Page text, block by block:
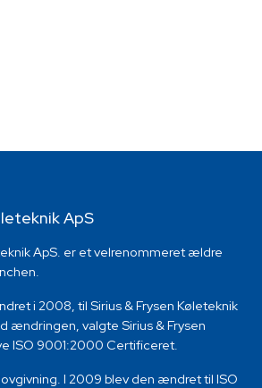
ApS
ApS. er et velrenommeret ældre
i 2008, til Sirius & Frysen Køleteknik
ændringen, valgte Sirius & Frysen
ISO 9001:2000 Certificeret.
I 2009 blev den ændret til ISO